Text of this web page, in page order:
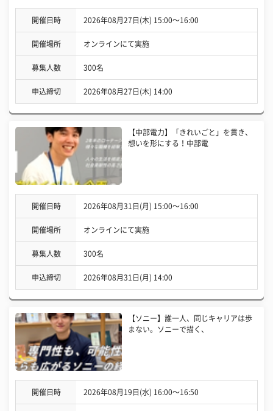
開催日時 2026年08月27日(木) 15:00〜16:00
開催場所 オンラインにて実施
募集人数 300名
申込締切 2026年08月27日(木) 14:00
【中部電力】「きれいごと」を貫き、
想いを形にする！中部電
開催日時 2026年08月31日(月) 15:00〜16:00
開催場所 オンラインにて実施
募集人数 300名
申込締切 2026年08月31日(月) 14:00
【ソニー】誰一人、同じキャリアは歩
まない。ソニーで描く、
開催日時 2026年08月19日(水) 16:00〜16:50